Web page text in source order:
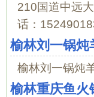
210国道中远
话：
榆林刘一锅炖
榆林刘一锅炖
榆林重庆鱼火